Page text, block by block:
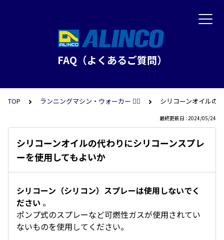
FAQ（よくあるご質問）
TOP ランニングマシン・ウォーカー 🏃‍♀️ シリコーンオイルの
最終更新日 : 2024/05/24
シリコーンオイルの代わりにシリコーンスプレ
ーを使用してもよいか
シリコーン（シリコン）スプレーは使用しないでく
ださい 。
ポンプ式のスプレーなど可燃性ガスが使用されてい
ないものを使用してください。